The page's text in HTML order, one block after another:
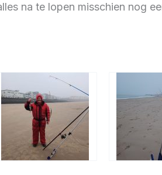
na te lopen misschien nog